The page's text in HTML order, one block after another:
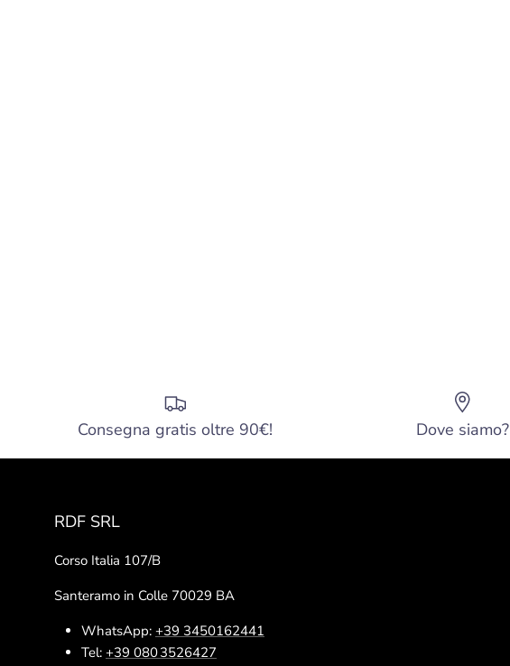
Consegna gratis oltre 90€! Dove siamo?
RDF SRL
Corso Italia 107/B
Santeramo in Colle 70029 BA
WhatsApp: +39 3450162441
Tel: +39 080 3526427